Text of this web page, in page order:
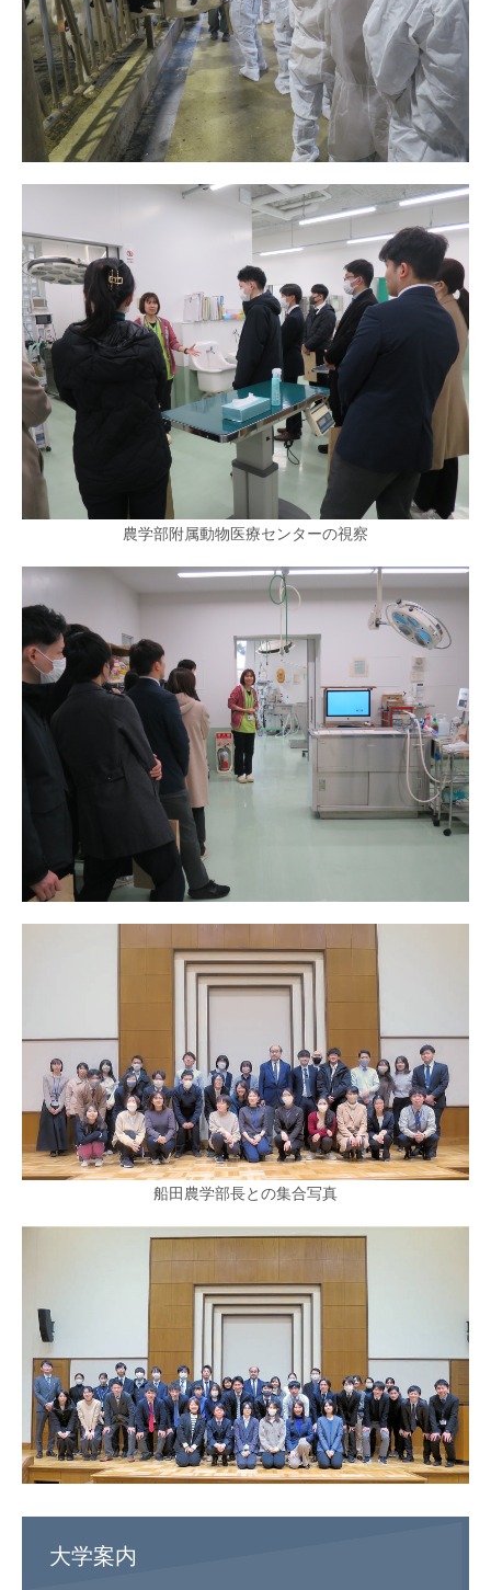
農学部附属動物医療センターの視察
船田農学部長との集合写真
大学案内